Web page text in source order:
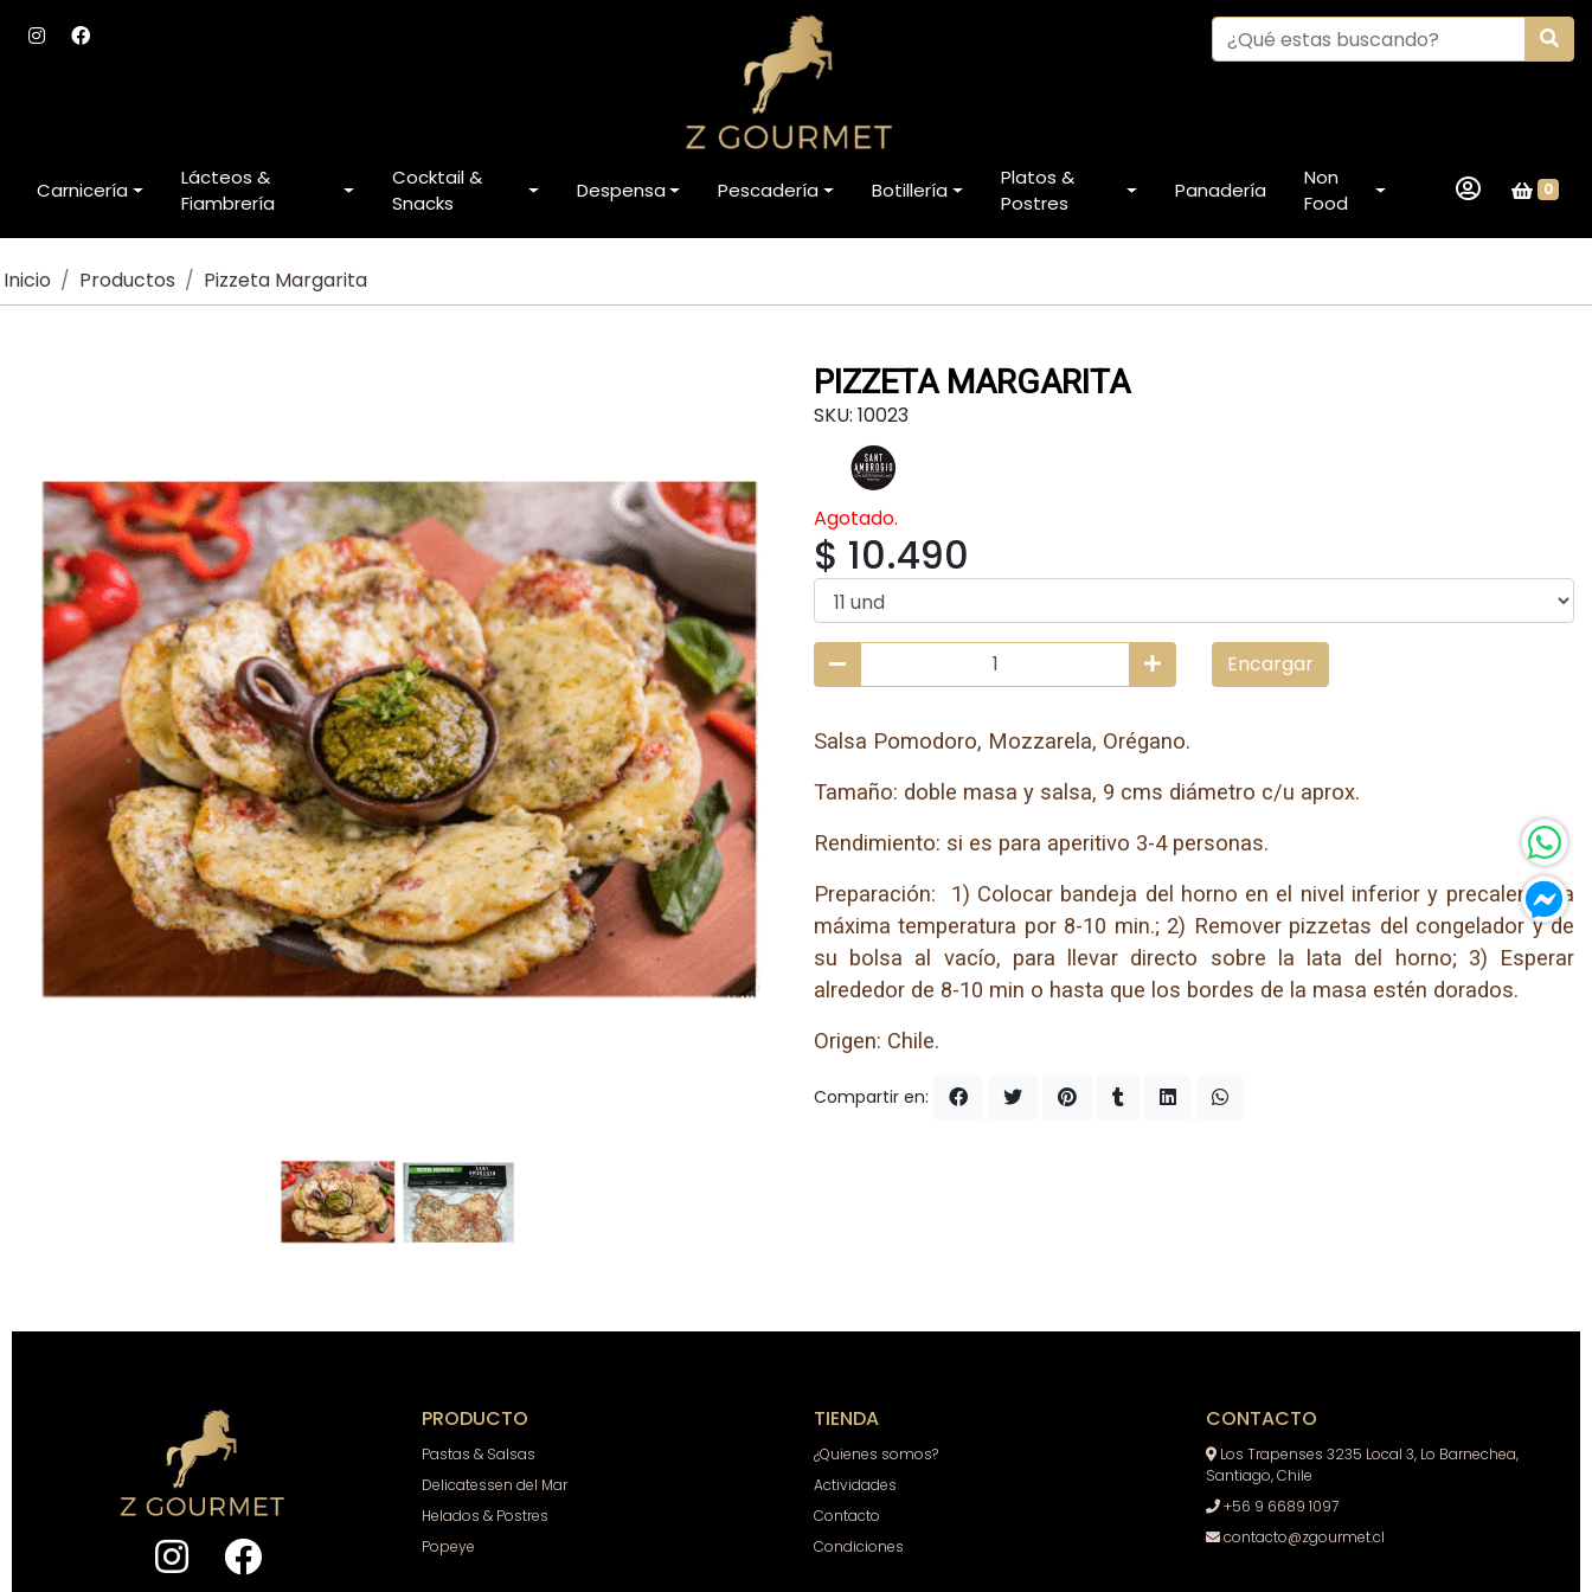
Carnicería
Lácteos &
Fiambrería
Cocktail &
Snacks
Despensa Pescadería Botillería
Platos &
Postres
Panadería
Non
Food
0
Inicio Productos Pizzeta Margarita
PIZZETA MARGARITA
SKU: 10023
Agotado.
$ 10.490
Encargar
Salsa Pomodoro, Mozzarela, Orégano.
Tamaño: doble masa y salsa, 9 cms diámetro c/u aprox.
Rendimiento: si es para aperitivo 3-4 personas.
Preparación: 1) Colocar bandeja del horno en el nivel inferior y precalentar a
máxima temperatura por 8-10 min.; 2) Remover pizzetas del congelador y de
su bolsa al vacío, para llevar directo sobre la lata del horno; 3) Esperar
alrededor de 8-10 min o hasta que los bordes de la masa estén dorados.
Origen: Chile.
Compartir en:
PRODUCTO
Pastas & Salsas
Delicatessen del Mar
Helados & Postres
Popeye
TIENDA
¿Quienes somos?
Actividades
Contacto
Condiciones
CONTACTO
Los Trapenses 3235 Local 3, Lo Barnechea,
Santiago, Chile
+56 9 6689 1097
contacto@zgourmet.cl